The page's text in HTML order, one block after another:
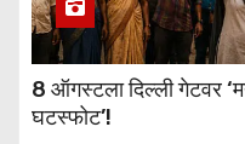
8 ऑगस्टला दिल्ली गेटवर
घटस्फोट’!